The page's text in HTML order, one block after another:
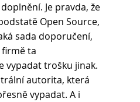
Je pravda, že
Open Source,
sada doporučení,
firmě ta
vypadat trošku jinak.
autorita, která
vypadat. A i